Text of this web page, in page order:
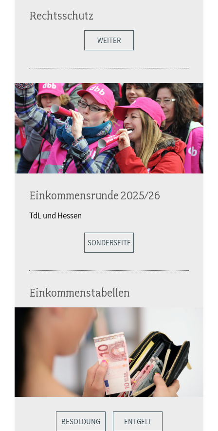
Rechtsschutz
WEITER
Einkommensrunde 2025/26
TdL und Hessen
SONDERSEITE
Einkommenstabellen
BESOLDUNG ENTGELT